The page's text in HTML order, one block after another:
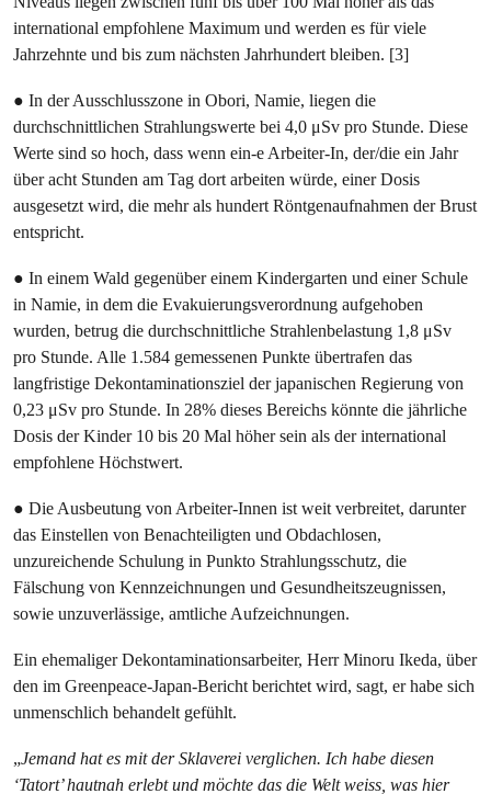
international empfohlene Maximum und werden es für viele
Jahrzehnte und bis zum nächsten Jahrhundert bleiben. [3]
● In der Ausschlusszone in Obori, Namie, liegen die
durchschnittlichen Strahlungswerte bei 4,0 μSv pro Stunde. Diese
Werte sind so hoch, dass wenn ein-e Arbeiter-In, der/die ein Jahr
über acht Stunden am Tag dort arbeiten würde, einer Dosis
ausgesetzt wird, die mehr als hundert Röntgenaufnahmen der Brust
entspricht.
● In einem Wald gegenüber einem Kindergarten und einer Schule
in Namie, in dem die Evakuierungsverordnung aufgehoben
wurden, betrug die durchschnittliche Strahlenbelastung 1,8 μSv
pro Stunde. Alle 1.584 gemessenen Punkte übertrafen das
langfristige Dekontaminationsziel der japanischen Regierung von
0,23 μSv pro Stunde. In 28% dieses Bereichs könnte die jährliche
Dosis der Kinder 10 bis 20 Mal höher sein als der international
empfohlene Höchstwert.
● Die Ausbeutung von Arbeiter-Innen ist weit verbreitet, darunter
das Einstellen von Benachteiligten und Obdachlosen,
unzureichende Schulung in Punkto Strahlungsschutz, die
Fälschung von Kennzeichnungen und Gesundheitszeugnissen,
sowie unzuverlässige, amtliche Aufzeichnungen.
Ein ehemaliger Dekontaminationsarbeiter, Herr Minoru Ikeda, über
den im Greenpeace-Japan-Bericht berichtet wird, sagt, er habe sich
unmenschlich behandelt gefühlt.
„​Jemand hat es mit der Sklaverei verglichen. Ich habe diesen
‘Tatort’ hautnah erlebt und möchte das die Welt weiss, was hier